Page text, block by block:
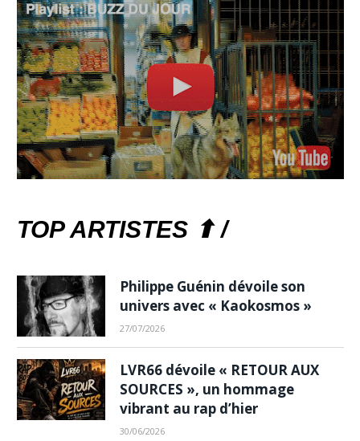
TOP ARTISTES ⬆ /
Philippe Guénin dévoile son
univers avec « Kaokosmos »
27/07/2026
LVR66 dévoile « RETOUR AUX
SOURCES », un hommage
vibrant au rap d’hier
30/06/2026